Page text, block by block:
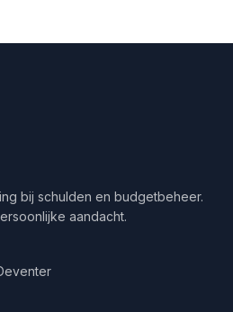
bij schulden en budgetbeheer.
aandacht.